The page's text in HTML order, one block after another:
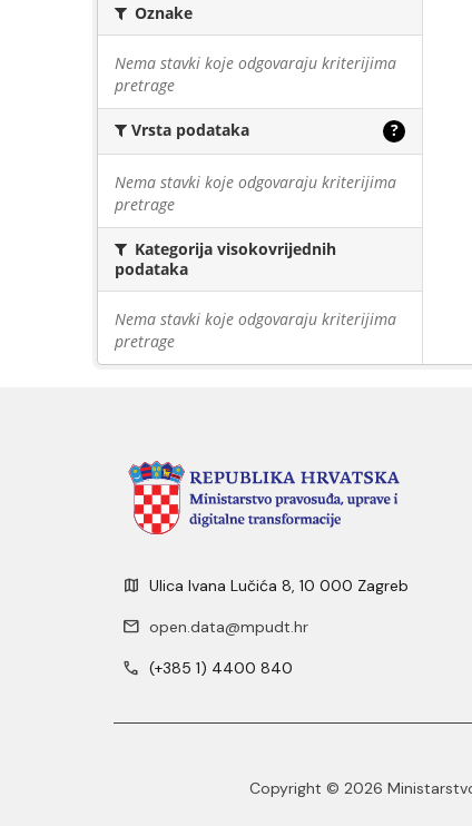
Oznake
Nema stavki koje odgovaraju kriterijima
pretrage
Vrsta podataka ?
Nema stavki koje odgovaraju kriterijima
pretrage
Kategorija visokovrijednih
podataka
Nema stavki koje odgovaraju kriterijima
pretrage